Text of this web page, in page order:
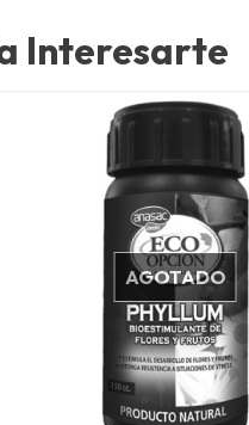
Interesarte
AGOTADO